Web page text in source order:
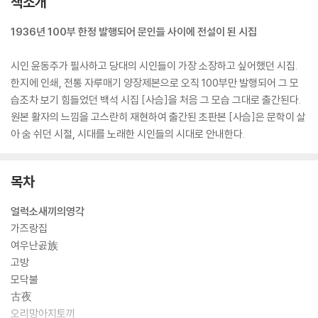
1936년 100부 한정 발행되어 문인들 사이에 전설이 된 시집
시인 윤동주가 필사하고 당대의 시인들이 가장 소장하고 싶어했던 시집.
한지에 인쇄, 전통 자루매기 양장제본으로 오직 100부만 발행되어 그 모
습조차 보기 힘들었던 백석 시집 [사슴]을 처음 그 모습 그대로 출간된다.
원본 활자의 느낌을 고스란히 재현하여 출간된 초판본 [사슴]은 문학이 살
아 숨 쉬던 시절, 시대를 노래한 시인들의 시대로 안내한다.
목차
얼럭소새끼의영각
가즈랑집
여우난곬族
고방
모닥불
古夜
오리망아지토끼